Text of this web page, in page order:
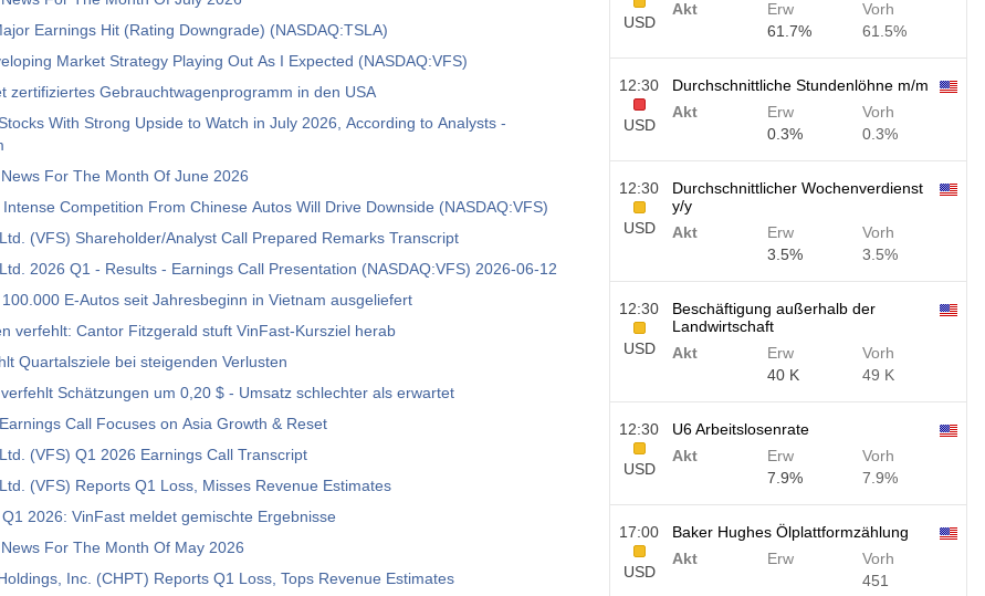
Earnings Hit (Rating Downgrade) (NASDAQ:TSLA)
Market Strategy Playing Out As I Expected (NASDAQ:VFS)
zertifiziertes Gebrauchtwagenprogramm in den USA
With Strong Upside to Watch in July 2026, According to Analysts -
For The Month Of June 2026
Competition From Chinese Autos Will Drive Downside (NASDAQ:VFS)
(VFS) Shareholder/Analyst Call Prepared Remarks Transcript
2026 Q1 - Results - Earnings Call Presentation (NASDAQ:VFS) 2026-06-12
E-Autos seit Jahresbeginn in Vietnam ausgeliefert
verfehlt: Cantor Fitzgerald stuft VinFast-Kursziel herab
Quartalsziele bei steigenden Verlusten
VinFast: EPS verfehlt Schätzungen um 0,20 $ - Umsatz schlechter als erwartet
Call Focuses on Asia Growth & Reset
(VFS) Q1 2026 Earnings Call Transcript
(VFS) Reports Q1 Loss, Misses Revenue Estimates
2026: VinFast meldet gemischte Ergebnisse
For The Month Of May 2026
Inc. (CHPT) Reports Q1 Loss, Tops Revenue Estimates
USD
Akt
Erw
61.7%
Vorh
61.5%
12:30
USD
Durchschnittliche Stundenlöhne m/m
Akt
Erw
0.3%
Vorh
0.3%
12:30
USD
Durchschnittlicher Wochenverdienst
y/y
Akt
Erw
3.5%
Vorh
3.5%
12:30
USD
Beschäftigung außerhalb der
Landwirtschaft
Akt
Erw
40 K
Vorh
49 K
12:30
USD
U6 Arbeitslosenrate
Akt
Erw
7.9%
Vorh
7.9%
17:00
USD
Baker Hughes Ölplattformzählung
Akt
Erw
Vorh
451